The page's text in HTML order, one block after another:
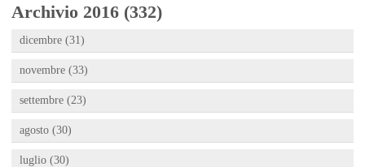
Archivio 2016 (332)
dicembre (31)
novembre (33)
settembre (23)
agosto (30)
luglio (30)